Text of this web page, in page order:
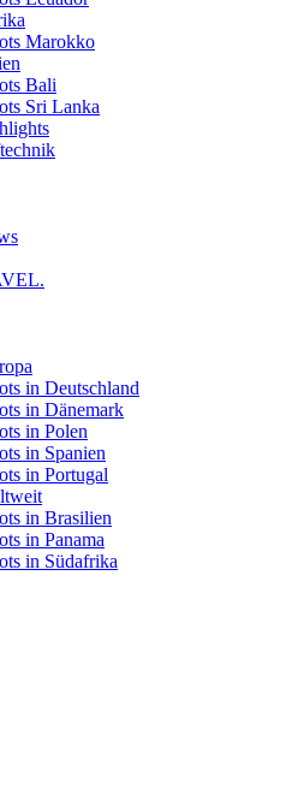
Marokko
Bali
Sri Lanka
in Deutschland
in Dänemark
in Polen
in Spanien
in Portugal
in Brasilien
in Panama
in Südafrika